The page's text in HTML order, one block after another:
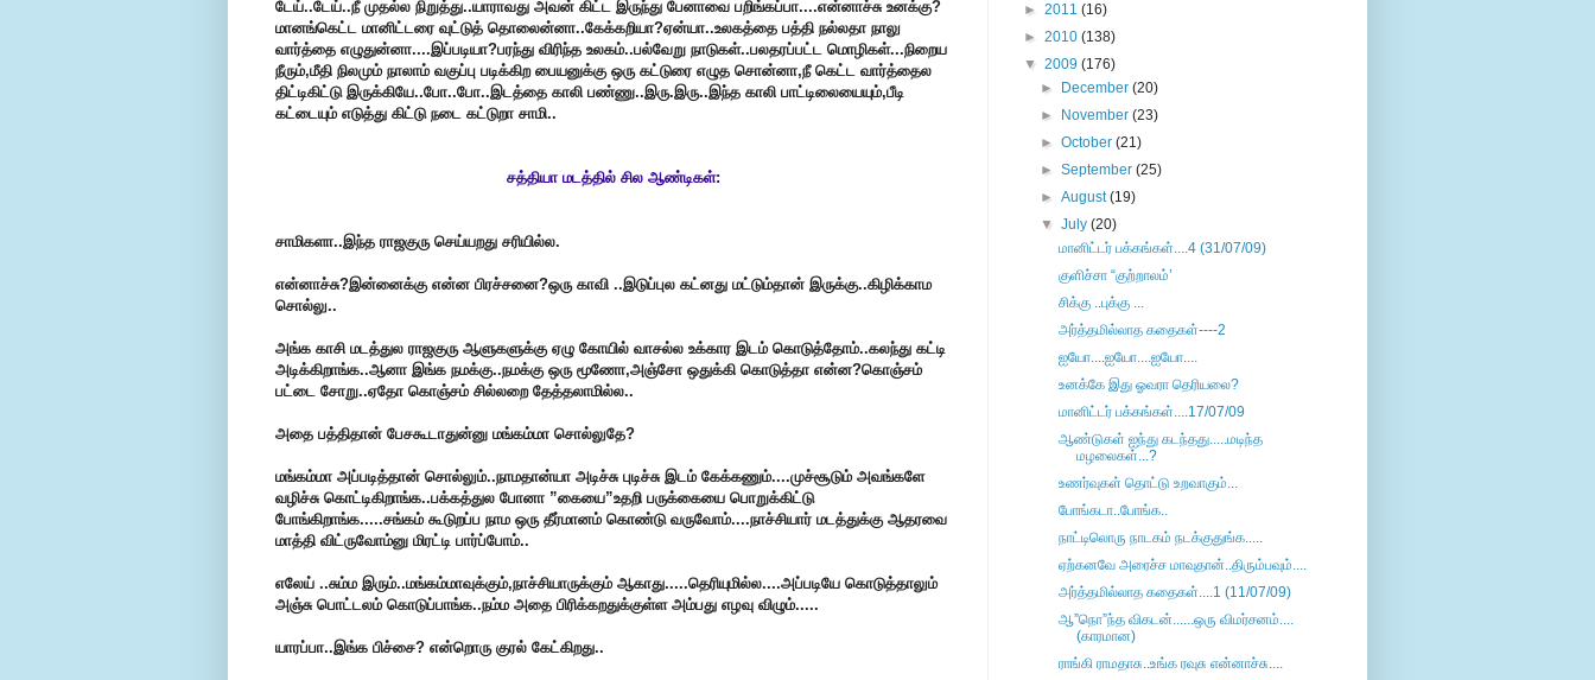
டேய்..டேய்..நீ முதல்ல நிறுத்து..யாராவது அவன் கிட்ட இருந்து பேனாவை பறிங்கப்பா....என்னாச்சு உனக்கு?
மானங்கெட்ட மானிட்டரை வுட்டுத் தொலைன்னா..கேக்கறியா?ஏன்யா..உலகத்தை பத்தி நல்லதா நாலு
வார்த்தை எழுதுன்னா....இப்படியா?பரந்து விரிந்த உலகம்..பல்வேறு நாடுகள்..பலதரப்பட்ட மொழிகள்...நிறைய
நீரும்,மீதி நிலமும் நாலாம் வகுப்பு படிக்கிற பையனுக்கு ஒரு கட்டுரை எழுத சொன்னா,நீ கெட்ட வார்த்தைல
திட்டிகிட்டு இருக்கியே..போ..போ..இடத்தை காலி பண்ணு..இரு.இரு..இந்த காலி பாட்டிலையையும்,பீடி
கட்டையும் எடுத்து கிட்டு நடை கட்டுறா சாமி..
சத்தியா மடத்தில் சில ஆண்டிகள்:
சாமிகளா..இந்த ராஜகுரு செய்யறது சரியில்ல.
என்னாச்சு?இன்னைக்கு என்ன பிரச்சனை?ஒரு காவி ..இடுப்புல கட்னது மட்டும்தான் இருக்கு..கிழிக்காம
சொல்லு..
அங்க காசி மடத்துல ராஜகுரு ஆளுகளுக்கு ஏழு கோயில் வாசல்ல உக்கார இடம் கொடுத்தோம்..கலந்து கட்டி
அடிக்கிறாங்க..ஆனா இங்க நமக்கு..நமக்கு ஒரு மூணோ,அஞ்சோ ஒதுக்கி கொடுத்தா என்ன?கொஞ்சம்
பட்டை சோறு..ஏதோ கொஞ்சம் சில்லறை தேத்தலாமில்ல..
அதை பத்திதான் பேசகூடாதுன்னு மங்கம்மா சொல்லுதே?
மங்கம்மா அப்படித்தான் சொல்லும்..நாமதான்யா அடிச்சு புடிச்சு இடம் கேக்கணும்....முச்சூடும் அவங்களே
வழிச்சு கொட்டிகிறாங்க..பக்கத்துல போனா ”கையை”உதறி பருக்கையை பொறுக்கிட்டு
போங்கிறாங்க.....சங்கம் கூடுறப்ப நாம ஒரு தீர்மானம் கொண்டு வருவோம்....நாச்சியார் மடத்துக்கு ஆதரவை
மாத்தி விட்ருவோம்னு மிரட்டி பார்ப்போம்..
எலேய் ..சும்ம இரும்..மங்கம்மாவுக்கும்,நாச்சியாருக்கும் ஆகாது.....தெரியுமில்ல....அப்படியே கொடுத்தாலும்
அஞ்சு பொட்டலம் கொடுப்பாங்க..நம்ம அதை பிரிக்கறதுக்குள்ள அம்பது எழவு விழும்.....
யாரப்பா..இங்க பிச்சை? என்றொரு குரல் கேட்கிறது..
► 2011 (16)
► 2010 (138)
▼ 2009 (176)
►
December(20)
►
November(23)
►October(21)
►September(25)
►August(19)
▼July(20)
மானிட்டர் பக்கங்கள்....4 (31/07/09)
குளிச்சா “குற்றாலம்’
சிக்கு ..புக்கு ...
அர்த்தமில்லாத கதைகள்----2
ஐயோ....ஐயோ....ஐயோ....
உனக்கே இது ஓவரா தெரியலை?
மானிட்டர் பக்கங்கள்....17/07/09
ஆண்டுகள் ஐந்து கடந்தது.....மடிந்த
மழலைகள்...?
உணர்வுகள் தொட்டு உறவாகும்...
போங்கடா..போங்க..
நாட்டிலொரு நாடகம் நடக்குதுங்க.....
ஏற்கனவே அரைச்ச மாவுதான்..திரும்பவும்....
அர்த்தமில்லாத கதைகள்....1 (11/07/09)
ஆ”நொ”ந்த விகடன்......ஒரு விமர்சனம்....
(காரமான)
ராங்கி ராமதாசு..உங்க ரவுசு என்னாச்சு....